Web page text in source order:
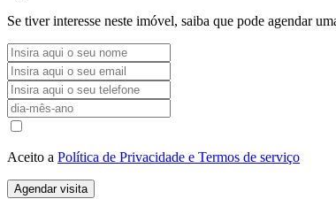
Se tiver interesse neste imóvel, saiba que pode agendar
Aceito a Política de Privacidade e Termos de serviço
Agendar visita